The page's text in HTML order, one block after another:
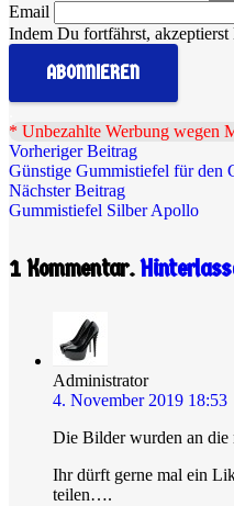
Email
Indem Du fortfährst,
* Unbezahlte Werbung wegen
Vorheriger Beitrag
Günstige Gummistiefel für den
Nächster Beitrag
Gummistiefel Silber Apollo
1Kommentar.
Administrator
4. November 2019 18:53
Die Bilder wurden an die
Ihr dürft gerne mal ein
teilen….